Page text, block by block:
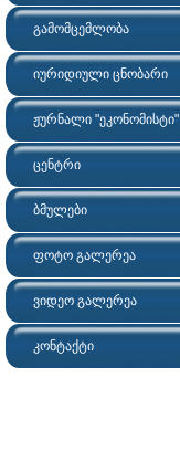
გამომცემლობა
იურიდიული ცნობარი
ჟურნალი "ეკონომისტი"
ცენტრი
ბმულები
ფოტო გალერეა
ვიდეო გალერეა
კონტაქტი